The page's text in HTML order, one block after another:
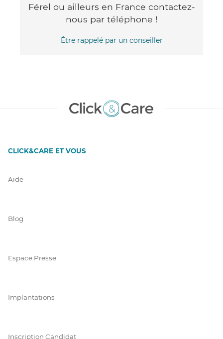
Férel ou ailleurs en France contactez-
nous par téléphone !
Être rappelé par un conseiller
CLICK&CARE ET VOUS
Aide
Blog
Espace Presse
Implantations
Inscription Candidat